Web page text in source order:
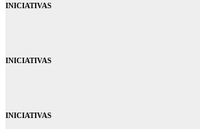
INICIATIVAS
INICIATIVAS
INICIATIVAS